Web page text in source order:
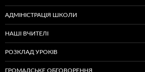
АДМІНІСТРАЦІЯ ШКОЛИ
НАШІ ВЧИТЕЛІ
РОЗКЛАД УРОКІВ
ГРОМАДСЬКЕ ОБГОВОРЕННЯ